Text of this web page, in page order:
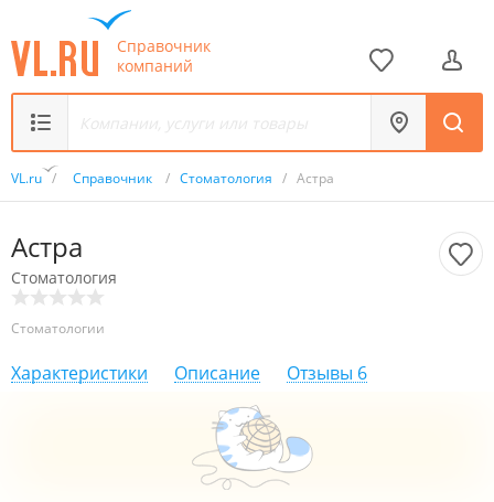
Справочник
компаний
VL.ru / Справочник / Стоматология / Астра
Астра
Стоматология
Стоматологии
Характеристики Описание Отзывы 6